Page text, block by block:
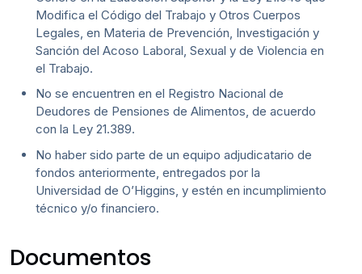
Modifica el Código del Trabajo y Otros Cuerpos
Legales, en Materia de Prevención, Investigación y
Sanción del Acoso Laboral, Sexual y de Violencia en
el Trabajo.
No se encuentren en el Registro Nacional de
Deudores de Pensiones de Alimentos, de acuerdo
con la Ley 21.389.
No haber sido parte de un equipo adjudicatario de
fondos anteriormente, entregados por la
Universidad de O’Higgins, y estén en incumplimiento
técnico y/o financiero.
Documentos